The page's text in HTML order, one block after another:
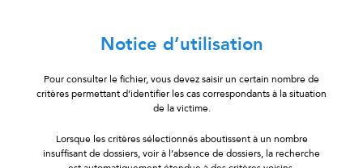
Notice d’utilisation
Pour consulter le fichier, vous devez saisir un certain nombre de
critères permettant d’identifier les cas correspondants à la situation
de la victime.
Lorsque les critères sélectionnés aboutissent à un nombre
insuffisant de dossiers, voir à l’absence de dossiers, la recherche